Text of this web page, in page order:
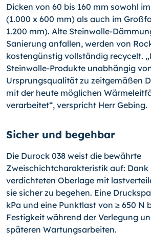
Dicken von 60 bis 160 mm sowohl
(1.000 x 600 mm) als auch im
1.200 mm). Alte Steinwolle-
Sanierung anfallen, werden von
kostengünstig vollständig recycelt.
Steinwolle-Produkte unabhängig
Ursprungsqualität zu zeitgemäßen
mit der heute möglichen
verarbeitet“, verspricht Herr Gebing.
Sicher und begehbar
Die Durock 038 weist die bewährte
Zweischichtcharakteristik auf: Dank
verdichteten Oberlage mit
sie sicher zu begehen. Eine
kPa und eine Punktlast von ≥ 650 N
Festigkeit während der Verlegung
späteren Wartungsarbeiten.